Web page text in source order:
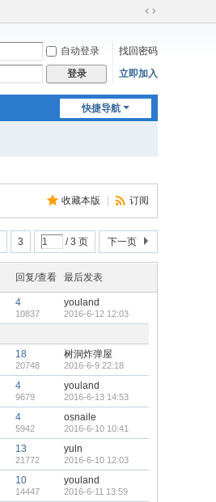
切
到
宽
自动登录
找回密码
登录 立即加入
快捷导航
收藏本版 订阅
3 / 3 页 下一页
回复/查看 最后发表
4
10837
youland
2016-6-12 12:03
18
20748
树洞炸弹屋
2016-6-9 22:18
4
9679
youland
2016-6-13 14:53
4
5942
osnaile
2016-6-10 10:41
13
21772
yuln
2016-6-10 12:03
10
14447
youland
2016-6-11 13:59